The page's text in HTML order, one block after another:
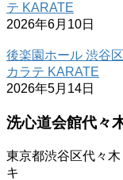
テ KARATE
2026年6月10日
後楽園ホール 渋谷
カラテ KARATE
2026年5月14日
洗心道会館代々
東京都渋谷区代々
キ